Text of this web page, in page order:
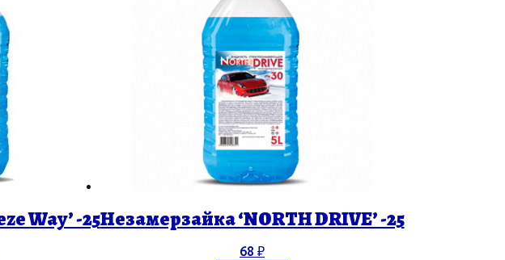
Way’ -25Незамерзайка ‘NORTH DRIVE’ -25
68 ₽